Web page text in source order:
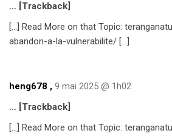
… [Trackback]
[…] Read More on that Topic:
abandon-a-la-vulnerabilite/ […]
heng678 , 9 mai 2025 @ 1h02
… [Trackback]
[…] Read More on that Topic: